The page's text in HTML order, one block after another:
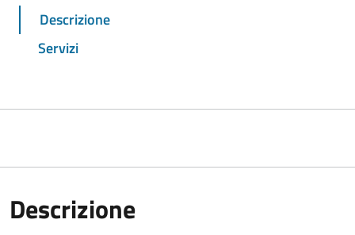
Descrizione
Servizi
Descrizione